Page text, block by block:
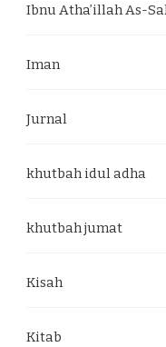
Ibnu Atha’illah As-
Iman
Jurnal
khutbah idul adha
khutbah jumat
Kisah
Kitab